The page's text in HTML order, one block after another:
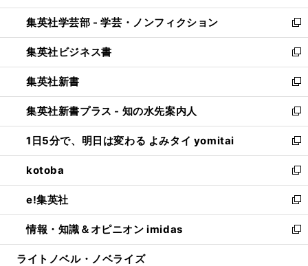
開
く
ウ
で
開
く
ン
ド
ウ
で
開
く
ウ
ィ
ン
ド
ウ
で
開
く
集英社学芸部 - 学芸・ノンフィクション
新
し
い
ウ
ィ
ン
ド
ウ
で
開
く
集英社ビジネス書
新
し
い
ウ
ィ
ン
ド
ウ
で
開
く
集英社新書
新
し
い
ウ
ィ
ン
ド
ウ
で
開
く
集英社新書プラス - 知の水先案内人
新
し
い
ウ
ィ
ン
ド
ウ
で
開
1日5分で、明日は変わる よみタイ yomitai
新
し
い
ウ
ィ
ン
ド
ウ
kotoba
新
し
い
ウ
ィ
ン
e!集英社
新
し
い
ウ
情報・知識＆オピニオン imidas
新
し
ライトノベル・ノベライズ